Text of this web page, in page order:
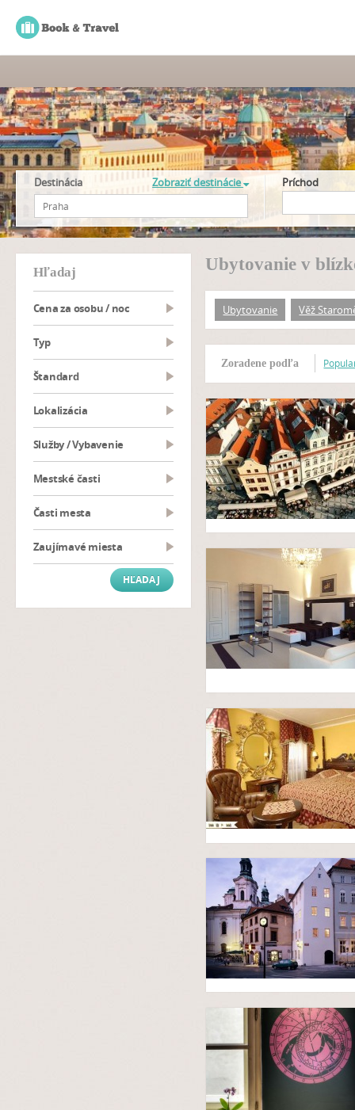
Destinácia Zobraziť destinácie Príchod
hľadaj
Cena za osobu / noc
typ
Štandard
Lokalizácia
Služby / Vybavenie
Mestské časti
Časti mesta
Zaujímavé miesta
Ubytovanie v
Ubytovanie Věž
Zoradene podľa